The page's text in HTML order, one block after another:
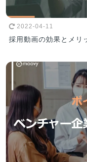
2022-04-11
採用動画の効果とメリ